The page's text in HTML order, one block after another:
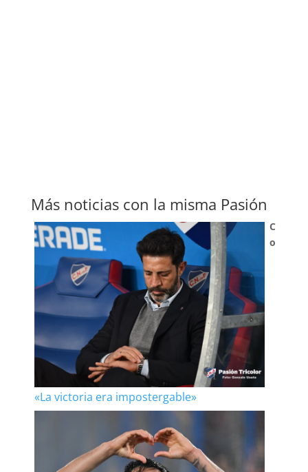
Más noticias con la misma Pasión
«La victoria era impostergable»
C
o